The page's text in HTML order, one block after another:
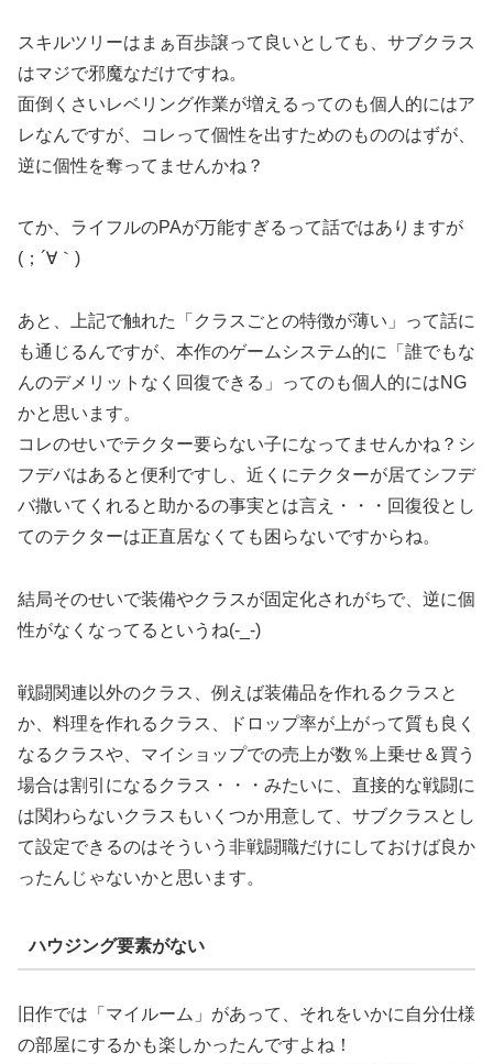
スキルツリーはまぁ百歩譲って良いとしても、サブクラス
はマジで邪魔なだけですね。
面倒くさいレベリング作業が増えるってのも個人的にはア
レなんですが、コレって個性を出すためのもののはずが、
逆に個性を奪ってませんかね？
てか、ライフルのPAが万能すぎるって話ではありますが
(；´∀｀)
あと、上記で触れた「クラスごとの特徴が薄い」って話に
も通じるんですが、本作のゲームシステム的に「誰でもな
んのデメリットなく回復できる」ってのも個人的にはNG
かと思います。
コレのせいでテクター要らない子になってませんかね？シ
フデバはあると便利ですし、近くにテクターが居てシフデ
バ撒いてくれると助かるの事実とは言え・・・回復役とし
てのテクターは正直居なくても困らないですからね。
結局そのせいで装備やクラスが固定化されがちで、逆に個
性がなくなってるというね(-_-)
戦闘関連以外のクラス、例えば装備品を作れるクラスと
か、料理を作れるクラス、ドロップ率が上がって質も良く
なるクラスや、マイショップでの売上が数％上乗せ＆買う
場合は割引になるクラス・・・みたいに、直接的な戦闘に
は関わらないクラスもいくつか用意して、サブクラスとし
て設定できるのはそういう非戦闘職だけにしておけば良か
ったんじゃないかと思います。
ハウジング要素がない
旧作では「マイルーム」があって、それをいかに自分仕様
の部屋にするかも楽しかったんですよね！